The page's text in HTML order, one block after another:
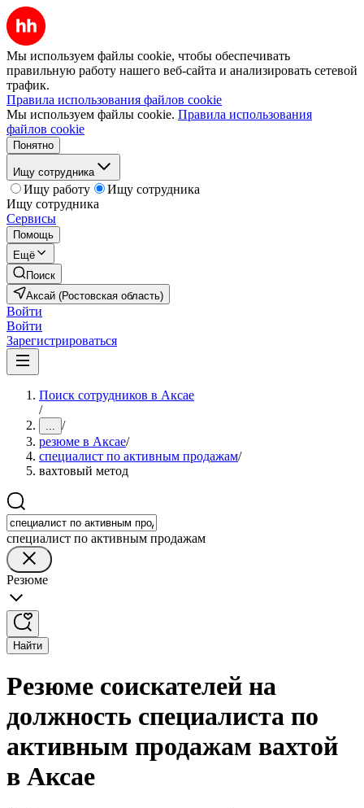
Мы используем файлы cookie, чтобы обеспечивать
правильную работу нашего веб-сайта и анализировать сетевой
трафик.
Правила использования файлов cookie
Мы используем файлы cookie. Правила использования
файлов cookie
Понятно
Ищу сотрудника
Ищу работу
Ищу сотрудника
Ищу сотрудника
Сервисы
Помощь
Ещё
Поиск
Аксай (Ростовская область)
Войти
Войти
Зарегистрироваться
Поиск сотрудников в Аксае
/
... /
резюме в Аксае/
специалист по активным продажам/
вахтовый метод
специалист по активным продажам
Резюме
Найти
Резюме соискателей на
должность специалиста по
активным продажам вахтой
в Аксае